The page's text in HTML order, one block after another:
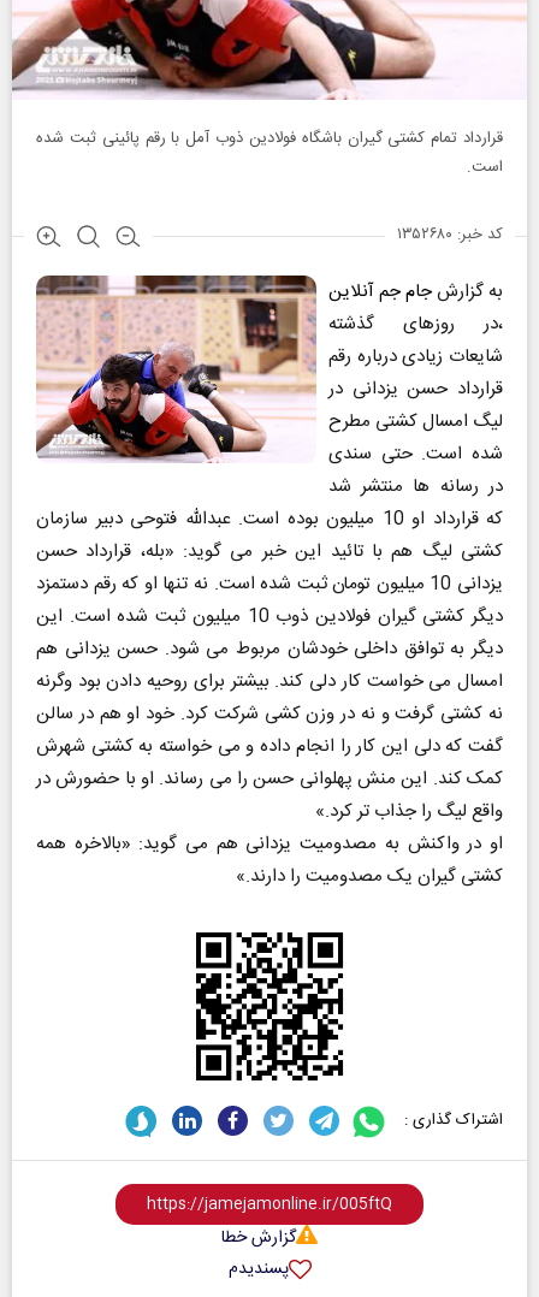
قرارداد تمام کشتی گیران باشگاه فولادین ذوب آمل با رقم پائینی ثبت شده
است.
کد خبر: ۱۳۵۲۶۸۰
به گزارشجام جم آنلاین
،در روزهای گذشته
شایعات زیادی درباره رقم
قرارداد حسن یزدانی در
لیگ امسال کشتی مطرح
شده است. حتی سندی
در رسانه ها منتشر شد
که قرارداد او 10 میلیون بوده است. عبدالله فتوحی دبیر سازمان
کشتی لیگ هم با تائید این خبر می گوید: «بله، قرارداد حسن
یزدانی 10 میلیون تومان ثبت شده است. نه تنها او که رقم دستمزد
دیگر کشتی گیران فولادین ذوب 10 میلیون ثبت شده است. این
دیگر به توافق داخلی خودشان مربوط می شود. حسن یزدانی هم
امسال می خواست کار دلی کند. بیشتر برای روحیه دادن بود وگرنه
نه کشتی گرفت و نه در وزن کشی شرکت کرد. خود او هم در سالن
گفت که دلی این کار را انجام داده و می خواسته به کشتی شهرش
کمک کند. این منش پهلوانی حسن را می رساند. او با حضورش در
واقع لیگ را جذاب تر کرد.»
او در واکنش به مصدومیت یزدانی هم می گوید: «بالاخره همه
کشتی گیران یک مصدومیت را دارند.»
اشتراک گذاری :
گزارش خطا
پسندیدم